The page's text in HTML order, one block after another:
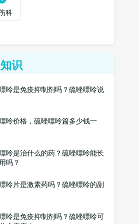
科
识
呤是免疫抑制剂吗？硫唑嘌呤说
呤价格，硫唑嘌呤篇多少钱一
呤是治什么的药？硫唑嘌呤能长
吗？
呤片是激素药吗？硫唑嘌呤的副
呤是免疫抑制剂吗？硫唑嘌呤可